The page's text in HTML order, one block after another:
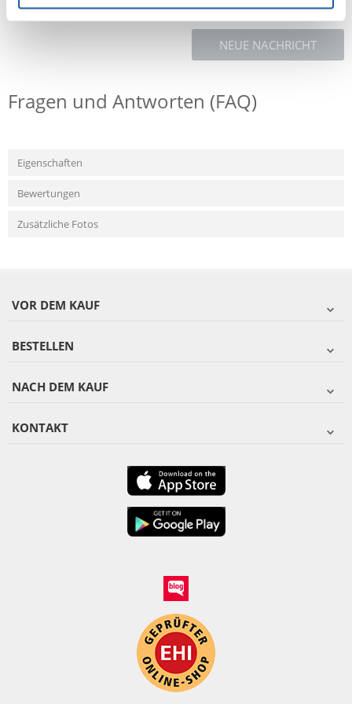
NEUE NACHRICHT
Fragen und Antworten (FAQ)
Eigenschaften
Bewertungen
Zusätzliche Fotos
VOR DEM KAUF
BESTELLEN
NACH DEM KAUF
KONTAKT